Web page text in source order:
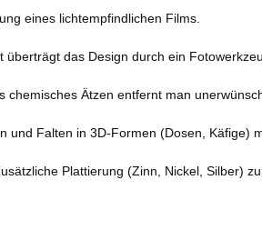
eines lichtempfindlichen Films.
überträgt das Design durch ein
chemisches Ätzen entfernt man
und Falten in 3D-Formen (Dosen, Käfige)
Plattierung (Zinn, Nickel, Silber)